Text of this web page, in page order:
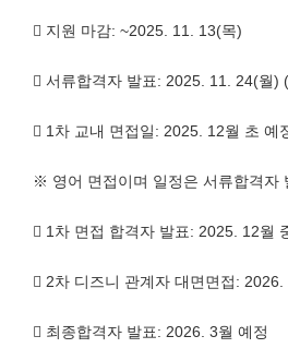
 지원 마감: ~2025. 11. 13(목)
 서류합격자 발표: 2025. 11. 24(월) (
 1차 교내 면접일: 2025. 12월 초 예
※ 영어 면접이며 일정은 서류합격자
 1차 면접 합격자 발표: 2025. 12월
 2차 디즈니 관계자 대면면접: 2026.
 최종합격자 발표: 2026. 3월 예정